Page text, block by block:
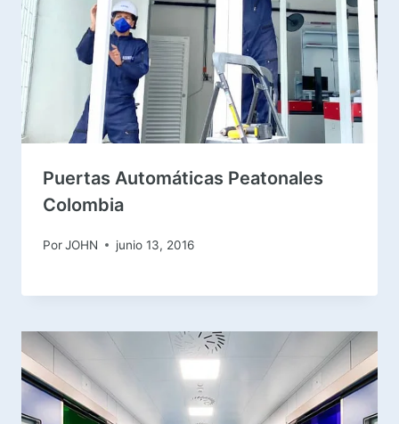
Puertas Automáticas Peatonales
Colombia
PorJOHN junio 13, 2016